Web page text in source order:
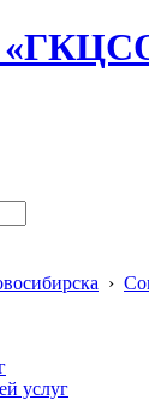
›
услуг